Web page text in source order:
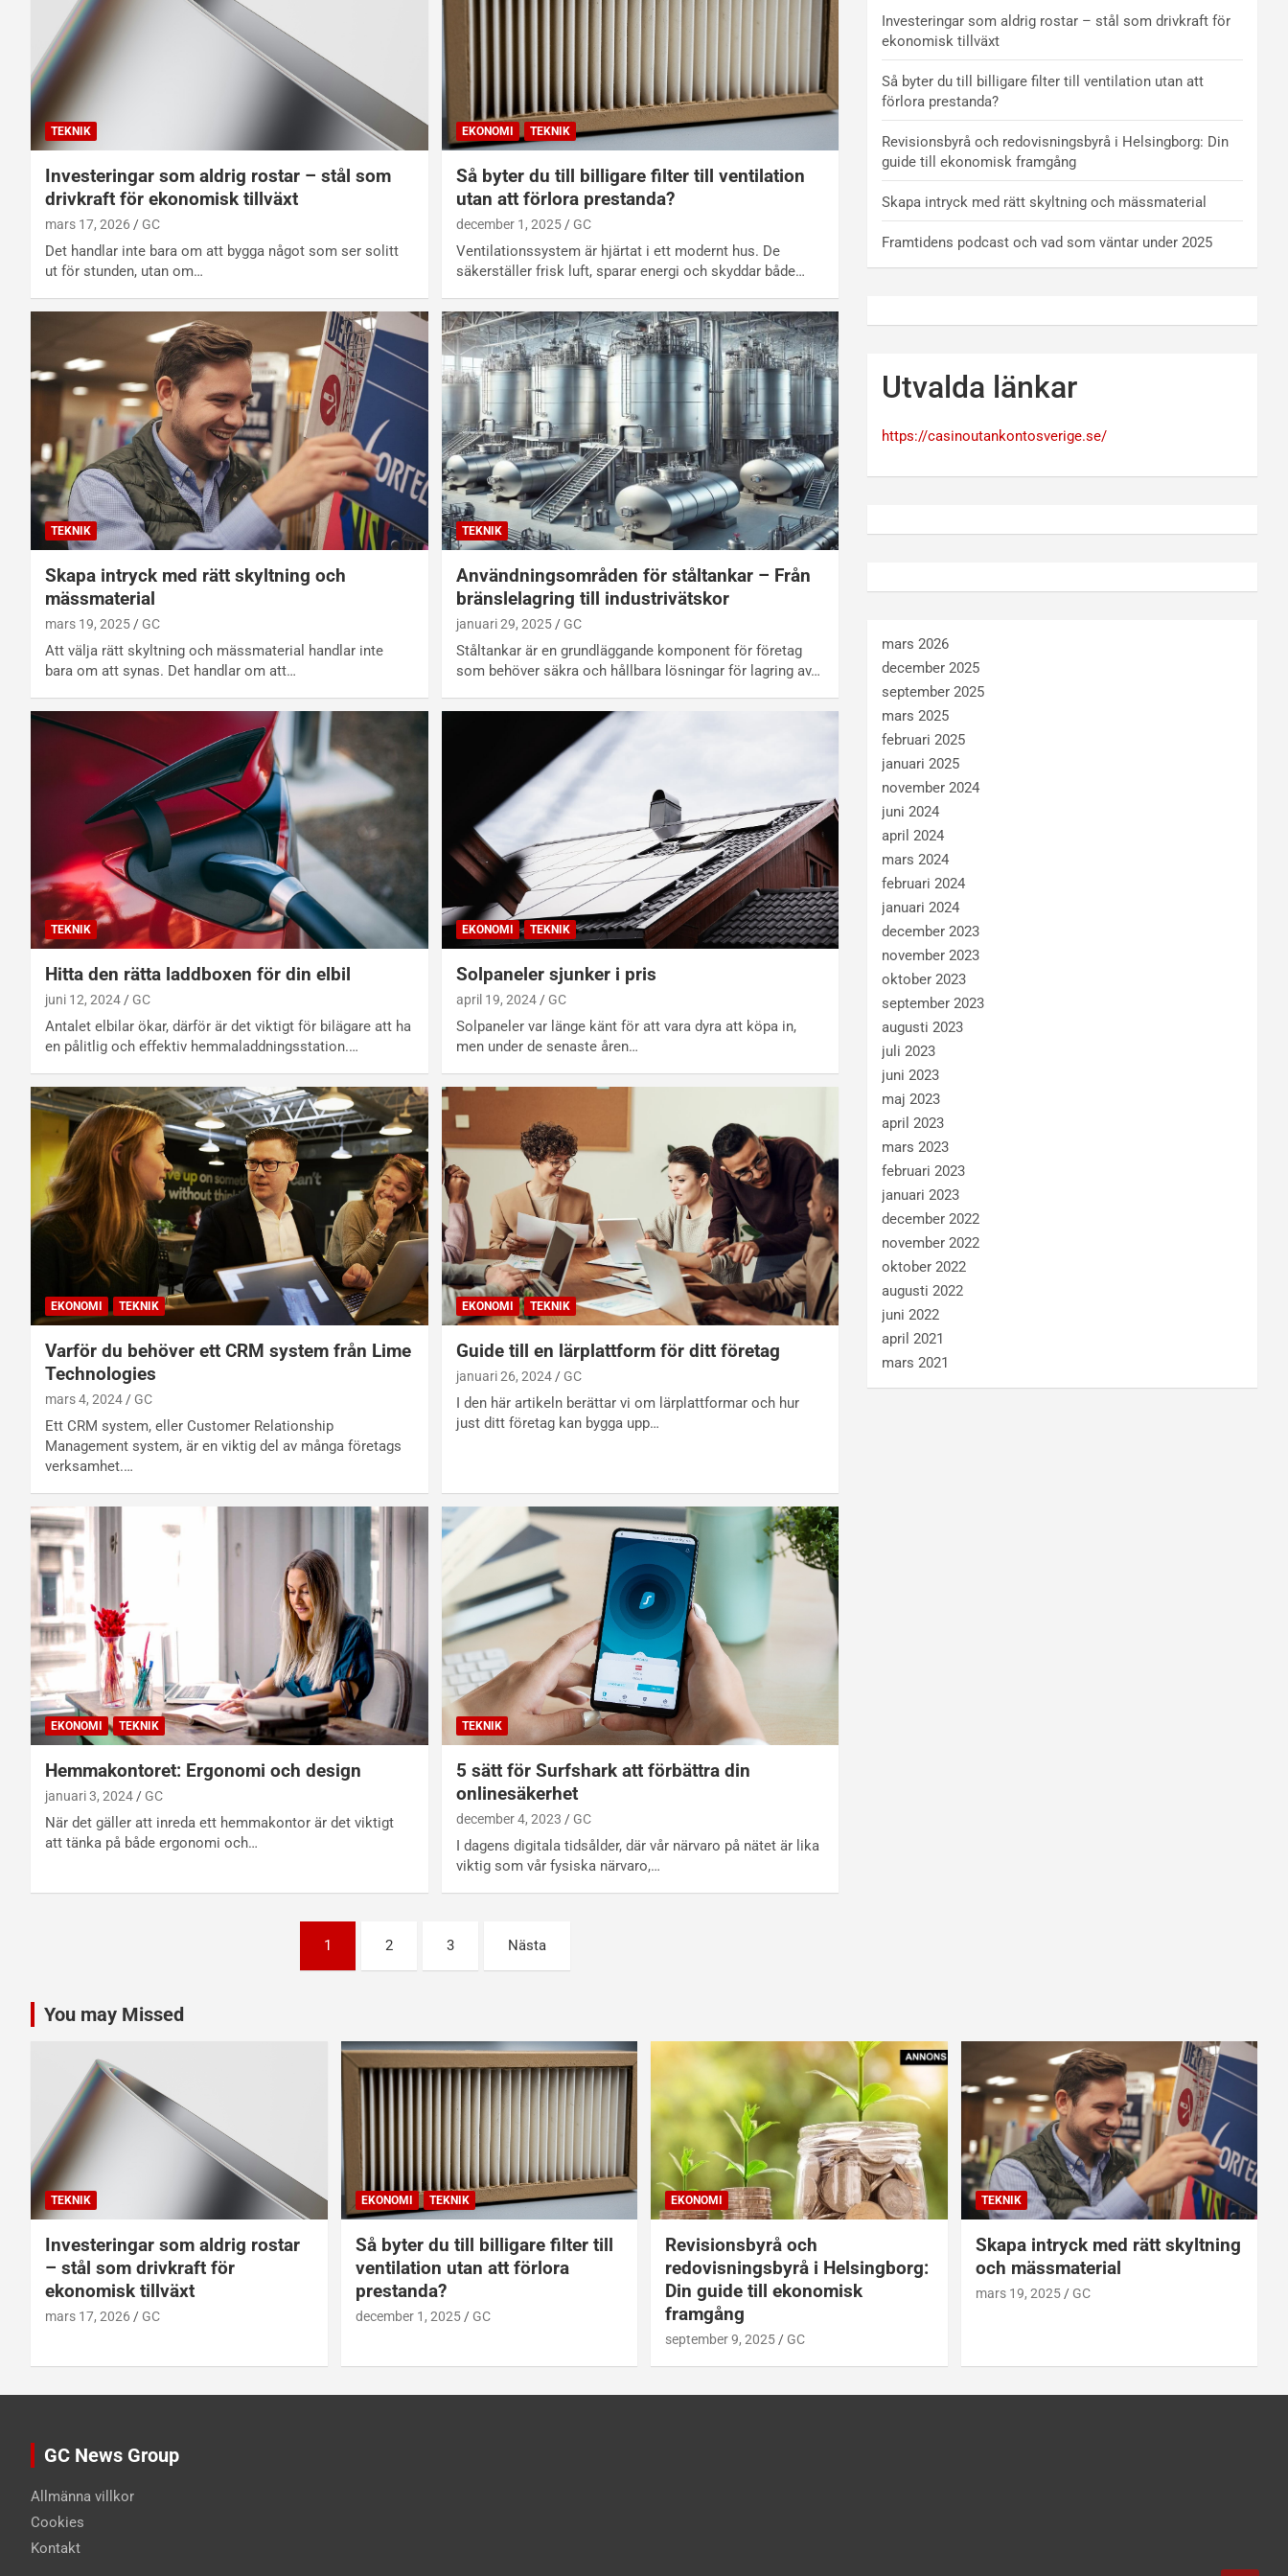
TEKNIK
Investeringar som aldrig rostar – stål som
drivkraft för ekonomisk tillväxt
mars 17, 2026 GC
Det handlar inte bara om att bygga något som ser solitt
ut för stunden, utan om…
EKONOMI TEKNIK
Så byter du till billigare filter till ventilation
utan att förlora prestanda?
december 1, 2025 GC
Ventilationssystem är hjärtat i ett modernt hus. De
säkerställer frisk luft, sparar energi och skyddar både…
TEKNIK
Skapa intryck med rätt skyltning och
mässmaterial
mars 19, 2025 GC
Att välja rätt skyltning och mässmaterial handlar inte
bara om att synas. Det handlar om att…
TEKNIK
Användningsområden för ståltankar – Från
bränslelagring till industrivätskor
januari 29, 2025 GC
Ståltankar är en grundläggande komponent för företag
som behöver säkra och hållbara lösningar för lagring av…
TEKNIK
Hitta den rätta laddboxen för din elbil
juni 12, 2024 GC
Antalet elbilar ökar, därför är det viktigt för bilägare att ha
en pålitlig och effektiv hemmaladdningsstation.…
EKONOMI TEKNIK
Solpaneler sjunker i pris
april 19, 2024 GC
Solpaneler var länge känt för att vara dyra att köpa in,
men under de senaste åren…
EKONOMI TEKNIK
Varför du behöver ett CRM system från Lime
Technologies
mars 4, 2024 GC
Ett CRM system, eller Customer Relationship
Management system, är en viktig del av många företags
verksamhet.…
EKONOMI TEKNIK
Guide till en lärplattform för ditt företag
januari 26, 2024 GC
I den här artikeln berättar vi om lärplattformar och hur
just ditt företag kan bygga upp…
EKONOMI TEKNIK
Hemmakontoret: Ergonomi och design
januari 3, 2024 GC
När det gäller att inreda ett hemmakontor är det viktigt
att tänka på både ergonomi och…
TEKNIK
5 sätt för Surfshark att förbättra din
onlinesäkerhet
december 4, 2023 GC
I dagens digitala tidsålder, där vår närvaro på nätet är lika
viktig som vår fysiska närvaro,…
inlägg
1 2 3 Nästa
Investeringar som aldrig rostar – stål som drivkraft för
ekonomisk tillväxt
Så byter du till billigare filter till ventilation utan att
förlora prestanda?
Revisionsbyrå och redovisningsbyrå i Helsingborg: Din
guide till ekonomisk framgång
Skapa intryck med rätt skyltning och mässmaterial
Framtidens podcast och vad som väntar under 2025
Utvalda länkar
https://casinoutankontosverige.se/
mars 2026
december 2025
september 2025
mars 2025
februari 2025
januari 2025
november 2024
juni 2024
april 2024
mars 2024
februari 2024
januari 2024
december 2023
november 2023
oktober 2023
september 2023
augusti 2023
juli 2023
juni 2023
maj 2023
april 2023
mars 2023
februari 2023
januari 2023
december 2022
november 2022
oktober 2022
augusti 2022
juni 2022
april 2021
mars 2021
You may Missed
TEKNIK
Investeringar som aldrig rostar
– stål som drivkraft för
ekonomisk tillväxt
mars 17, 2026 GC
EKONOMI TEKNIK
Så byter du till billigare filter till
ventilation utan att förlora
prestanda?
december 1, 2025 GC
EKONOMI
Revisionsbyrå och
redovisningsbyrå i Helsingborg:
Din guide till ekonomisk
framgång
september 9, 2025 GC
TEKNIK
Skapa intryck med rätt skyltning
och mässmaterial
mars 19, 2025 GC
GC News Group
Allmänna villkor
Cookies
Kontakt